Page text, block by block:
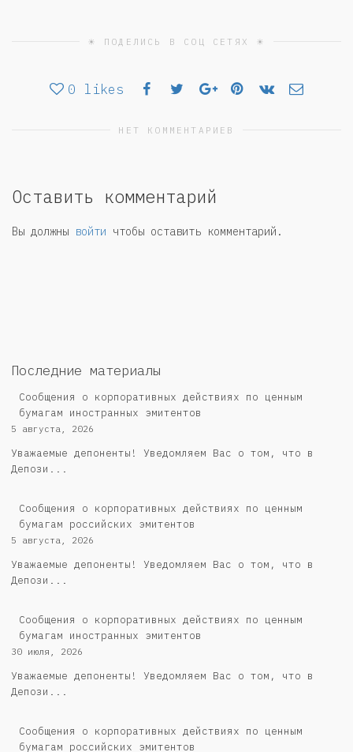
☀ ПОДЕЛИСЬ В СОЦ СЕТЯХ ☀
0 likes
НЕТ КОММЕНТАРИЕВ
Оставить комментарий
Вы должны войти чтобы оставить комментарий.
Последние материалы
Сообщения о корпоративных действиях по ценным
бумагам иностранных эмитентов
5 августа, 2026
Уважаемые депоненты! Уведомляем Вас о том, что в
Депози...
Cообщения о корпоративных действиях по ценным
бумагам российских эмитентов
5 августа, 2026
Уважаемые депоненты! Уведомляем Вас о том, что в
Депози...
Сообщения о корпоративных действиях по ценным
бумагам иностранных эмитентов
30 июля, 2026
Уважаемые депоненты! Уведомляем Вас о том, что в
Депози...
Cообщения о корпоративных действиях по ценным
бумагам российских эмитентов